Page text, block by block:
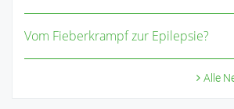
Vom Fieberkrampf zur Epilepsie?
Alle